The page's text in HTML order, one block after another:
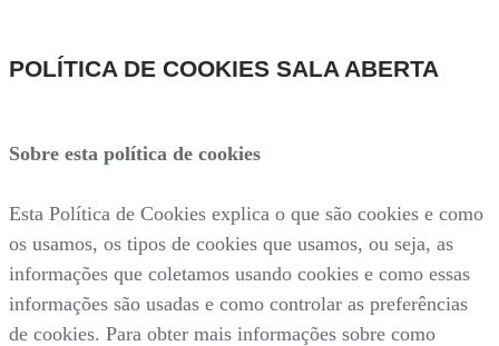
POLÍTICA DE COOKIES SALA ABERTA
Sobre esta política de cookies
Esta Política de Cookies explica o que são cookies e como
os usamos, os tipos de cookies que usamos, ou seja, as
informações que coletamos usando cookies e como essas
informações são usadas e como controlar as preferências
de cookies. Para obter mais informações sobre como